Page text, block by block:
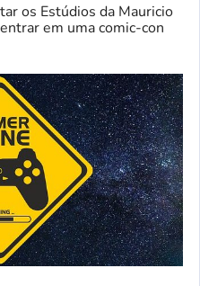
os Estúdios da Mauricio
em uma comic-con